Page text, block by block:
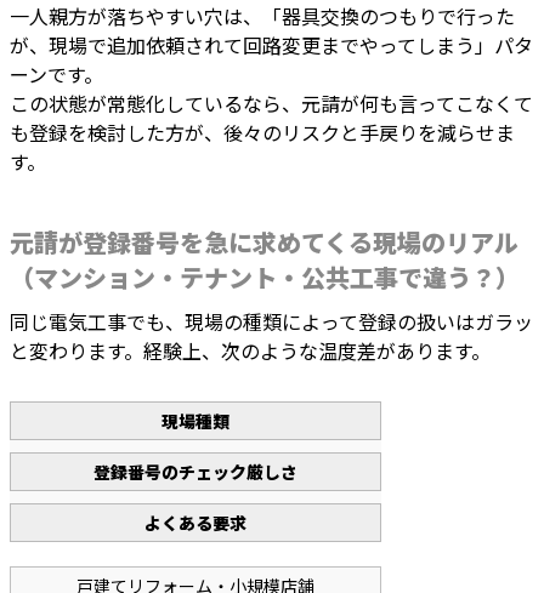
一人親方が落ちやすい穴は、「器具交換のつもりで行った
が、現場で追加依頼されて回路変更までやってしまう」パタ
ーンです。
この状態が常態化しているなら、元請が何も言ってこなくて
も登録を検討した方が、後々のリスクと手戻りを減らせま
す。
元請が登録番号を急に求めてくる現場のリアル
（マンション・テナント・公共工事で違う？）
同じ電気工事でも、現場の種類によって登録の扱いはガラッ
と変わります。経験上、次のような温度差があります。
現場種類
登録番号のチェック厳しさ
よくある要求
戸建てリフォーム・小規模店舗